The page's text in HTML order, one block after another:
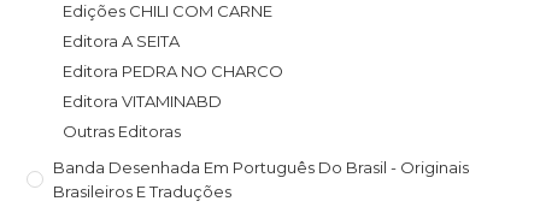
Edições CHILI COM CARNE
Editora A SEITA
Editora PEDRA NO CHARCO
Editora VITAMINABD
Outras Editoras
Banda Desenhada Em Português Do Brasil - Originais
Brasileiros E Traduções